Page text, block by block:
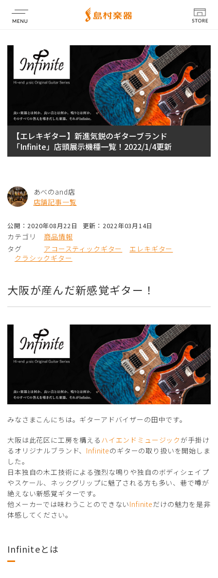
店舗情報
【エレキギター】新進気鋭のギターブランド
「Infinite」店頭展示機種一覧！2022/1/4更新
あべのand店
店舗記事一覧
公開：2020年08月22日 更新：2022年03月14日
カテゴリ
商品情報
タグ
アコースティックギター
エレキギター
クラシックギター
大阪が産んだ新感覚ギター！
みなさまこんにちは。ギターアドバイザーの田中です。
大阪は此花区に工房を構える ハイエンドミュージック が手掛け
るオリジナルブランド、 Infiniteのギターの取り扱いを開始しま
した。
日本独自の木工技術による強烈な鳴りや独自のボディシェイプ
やスケール、ネックグリップに魅了される方も多い、巷で噂が
絶えない新感覚ギターです。
他メーカーでは味わうことのできないInfiniteだけの魅力を是非
体感してください。
Infiniteとは